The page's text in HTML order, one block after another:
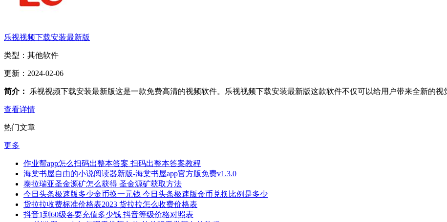
乐视视频下载安装最新版
类型： 其他软件
更新： 2024-02-06
简介： 乐视视频下载安装最新版这是一款免费高清的视频软件。乐视视频下载安装最新版这款软件不仅可以给用户带来全新的视
查看详情
热门文章
更多
作业帮app怎么扫码出整本答案 扫码出整本答案教程
海棠书屋自由的小说阅读器新版-海棠书屋app官方版免费v1.3.0
泰拉瑞亚圣金源矿怎么获得 圣金源矿获取方法
今日头条极速版多少金币换一元钱 今日头条极速版金币兑换比例是多少
货拉拉收费标准价格表2023 货拉拉怎么收费价格表
抖音1到60级各要充值多少钱 抖音等级价格对照表